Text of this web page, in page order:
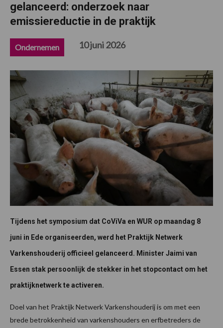
gelanceerd: onderzoek naar
emissiereductie in de praktijk
Ondernemen 10 juni 2026
Tijdens het symposium dat CoViVa en WUR op maandag 8
juni in Ede organiseerden, werd het Praktijk Netwerk
Varkenshouderij officieel gelanceerd. Minister Jaimi van
Essen stak persoonlijk de stekker in het stopcontact om het
praktijknetwerk te activeren.
Doel van het Praktijk Netwerk Varkenshouderij is om met een
brede betrokkenheid van varkenshouders en erfbetreders de